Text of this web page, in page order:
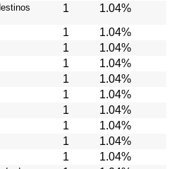
1 1.04%
1 1.04%
1 1.04%
1 1.04%
1 1.04%
1 1.04%
1 1.04%
1 1.04%
1 1.04%
1 1.04%